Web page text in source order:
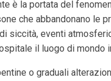
è la portata del
che abbandonano le
siccità, eventi
il luogo di mondo
o graduali